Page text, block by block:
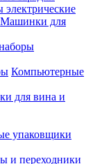
Машинки для
Компьютерные
для вина и
упаковщики
и переходники